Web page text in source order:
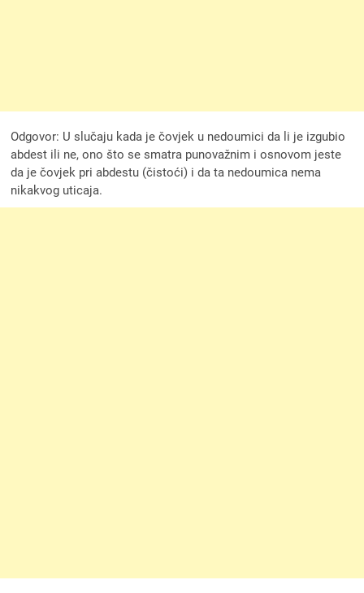
Odgovor: U slučaju kada je čovjek u nedoumici da li je izgubio
abdest ili ne, ono što se smatra punovažnim i osnovom jeste
da je čovjek pri abdestu (čistoći) i da ta nedoumica nema
nikakvog uticaja.